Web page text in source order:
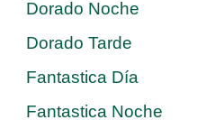
Dorado Noche
Dorado Tarde
Fantastica Día
Fantastica Noche